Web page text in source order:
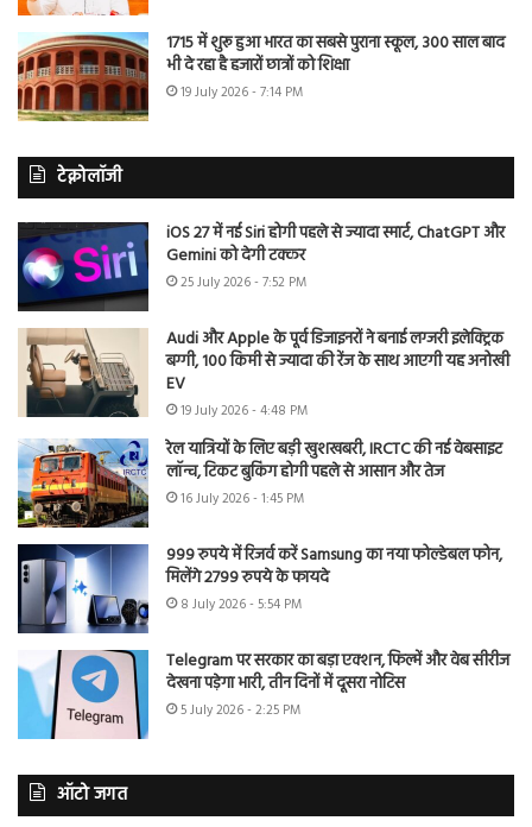
1715 में शुरू हुआ भारत का सबसे पुराना स्कूल, 300 साल बाद
भी दे रहा है हजारों छात्रों को शिक्षा
19 July 2026 - 7:14 PM
टेक्नोलॉजी
iOS 27 में नई Siri होगी पहले से ज्यादा स्मार्ट, ChatGPT और
Gemini को देगी टक्कर
25 July 2026 - 7:52 PM
Audi और Apple के पूर्व डिजाइनरों ने बनाई लग्जरी इलेक्ट्रिक
बग्गी, 100 किमी से ज्यादा की रेंज के साथ आएगी यह अनोखी
EV
19 July 2026 - 4:48 PM
रेल यात्रियों के लिए बड़ी खुशखबरी, IRCTC की नई वेबसाइट
लॉन्च, टिकट बुकिंग होगी पहले से आसान और तेज
16 July 2026 - 1:45 PM
999 रुपये में रिजर्व करें Samsung का नया फोल्डेबल फोन,
मिलेंगे 2799 रुपये के फायदे
8 July 2026 - 5:54 PM
Telegram पर सरकार का बड़ा एक्शन, फिल्में और वेब सीरीज
देखना पड़ेगा भारी, तीन दिनों में दूसरा नोटिस
5 July 2026 - 2:25 PM
ऑटो जगत